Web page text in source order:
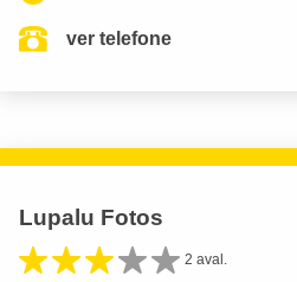
ver telefone
Lupalu Fotos
2 aval.